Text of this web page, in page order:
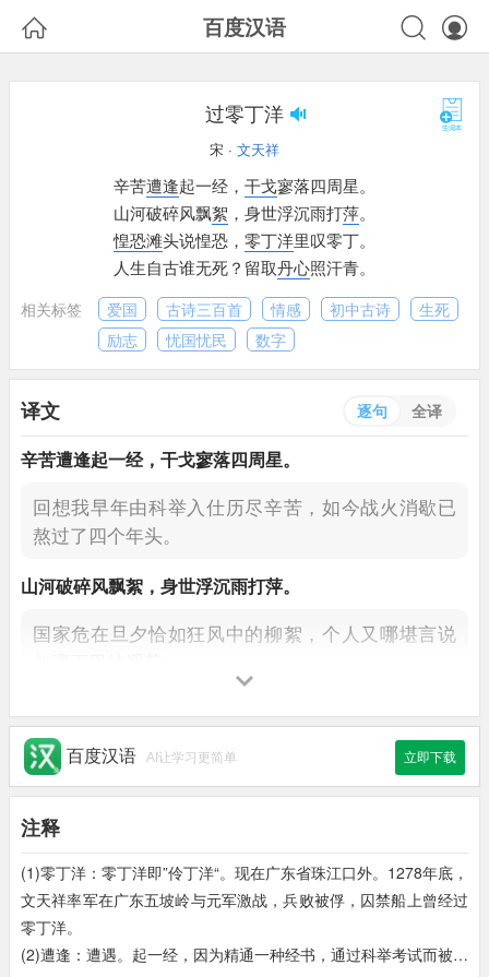
 百度汉语 

过零丁洋
宋 · 文天祥
辛苦遭逢起一经， 干戈寥落四周星。
山河破碎风飘絮 ， 身世浮沉雨打萍。
惶恐滩头说惶恐， 零丁洋里叹零丁。
人生自古谁无死？ 留取丹心照汗青。
相关标签 爱国 古诗三百首 情感 初中古诗
生死
励志
忧国忧民 数字
译文 逐句 全译
辛苦遭逢起一经， 干戈寥落四周星。
回想我早年由科举入仕历尽辛苦， 如今战火消歇已
熬过了四个年头。
山河破碎风飘絮 ， 身世浮沉雨打萍。
国家危在旦夕恰如狂风中的柳絮， 个人又哪堪言说
惶恐滩头说惶恐，零丁洋里叹零丁。
惶恐滩的惨败让我至今依然惶恐，
零丁洋身陷元虏
可叹我孤苦零丁。
人生自古谁无死？
人生自古以来有谁能够长生不死？我要留一片爱国
的丹心映照史册。
百度汉语 AI让学习更简单 立即下载
注释
(1)零丁洋：零丁洋即”伶丁洋“。现在广东省珠江口外。1278年底，
文天祥率军在广东五坡岭与元军激战，兵败被俘，囚禁船上曾经过
零丁洋。
(2)遭逢：遭遇。起一经，因为精通一种经书，通过科举考试而被朝